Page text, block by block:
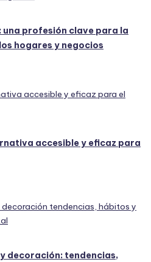
profesión clave para la
hogares y negocios
accesible y eficaz para
decoración: tendencias,